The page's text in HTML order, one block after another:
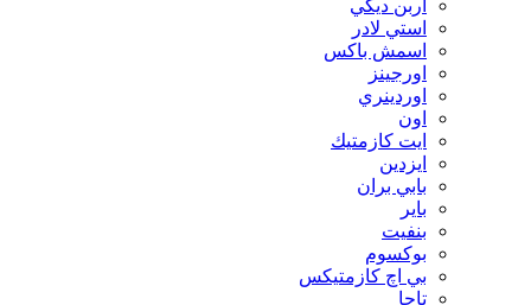
اربن ديكي
استي لادر
اسمش باكس
اورجينز
اوردينري
اون
ايت كازمتيك
ايزدين
بابي بران
بایر
بنفيت
بوكسوم
بي اچ كازمتيكس
تاچا